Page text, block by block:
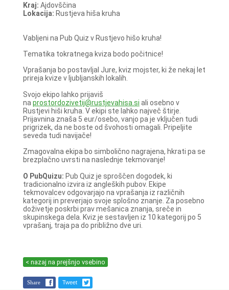
Kraj: Ajdovščina
Lokacija: Rustjeva hiša kruha
Vabljeni na Pub Quiz v Rustjevo hišo kruha!
Tematika tokratnega kviza bodo počitnice!
Vprašanja bo postavljal Jure, kviz mojster, ki že nekaj let
prireja kvize v ljubljanskih lokalih.
Svojo ekipo lahko prijaviš
na prostordozivetij@rustjevahisa.si ali osebno v
Rustjevi hiši kruha. V ekipi ste lahko največ štirje.
Prijavnina znaša 5 eur/osebo, vanjo pa je vključen tudi
prigrizek, da ne boste od švohosti omagali. Pripeljite
seveda tudi navijače!
Zmagovalna ekipa bo simbolično nagrajena, hkrati pa se
brezplačno uvrsti na naslednje tekmovanje!
O PubQuizu: Pub Quiz je sproščen dogodek, ki
tradicionalno izvira iz angleških pubov. Ekipe
tekmovalcev odgovarjajo na vprašanja iz različnih
kategorij in preverjajo svoje splošno znanje. Za posebno
doživetje poskrbi prav mešanica znanja, sreče in
skupinskega dela. Kviz je sestavljen iz 10 kategorij po 5
vprašanj, traja pa do približno dve uri.
< nazaj na prejšnjo vsebino
Share Tweet